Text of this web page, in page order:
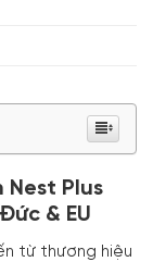
Nest Plus
& EU
từ thương hiệu